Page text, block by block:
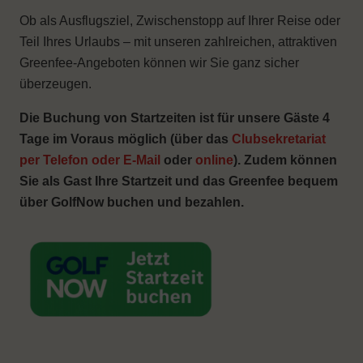
Ob als Ausflugsziel, Zwischenstopp auf Ihrer Reise oder
Teil Ihres Urlaubs – mit unseren zahlreichen, attraktiven
Greenfee-Angeboten können wir Sie ganz sicher
überzeugen.
Die Buchung von Startzeiten ist für unsere Gäste 4
Tage im Voraus möglich (über das Clubsekretariat
per Telefon oder E-Mail oder online). Zudem können
Sie als Gast Ihre Startzeit und das Greenfee bequem
über GolfNow buchen und bezahlen.